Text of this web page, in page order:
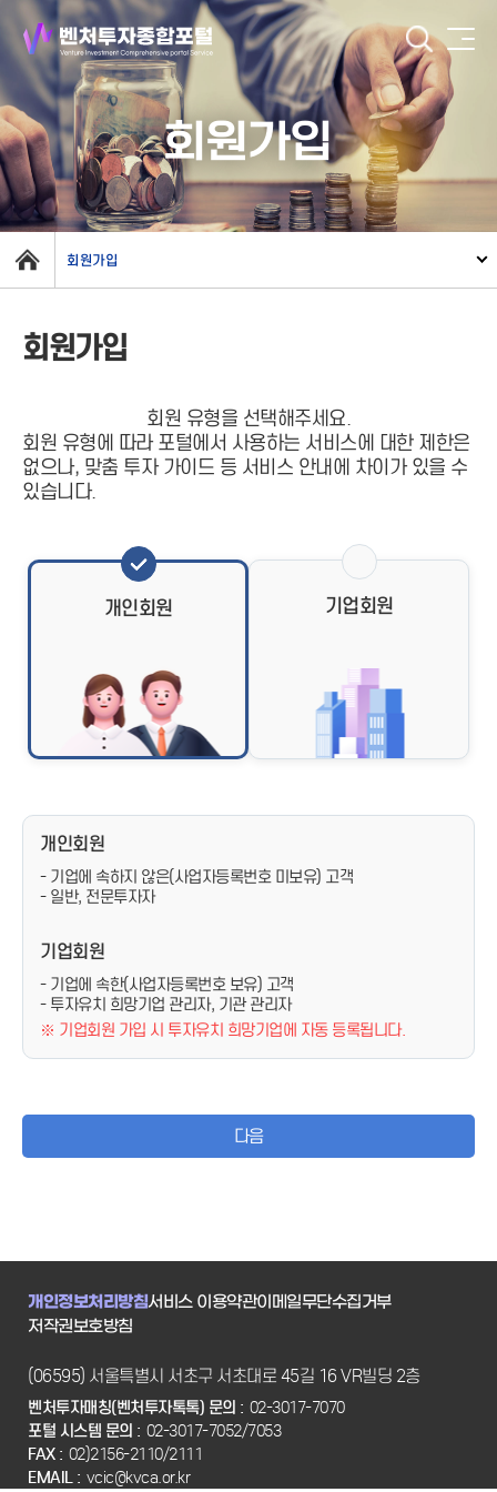
회원가입
회원가입
회원가입
회원 유형을 선택해주세요.
회원 유형에 따라 포털에서 사용하는 서비스에 대한 제한은
없으나, 맞춤 투자 가이드 등 서비스 안내에 차이가 있을 수
있습니다.
개인회원 기업회원
개인회원
- 기업에 속하지 않은(사업자등록번호 미보유) 고객
- 일반, 전문투자자
기업회원
- 기업에 속한(사업자등록번호 보유) 고객
- 투자유치 희망기업 관리자, 기관 관리자
※ 기업회원 가입 시 투자유치 희망기업에 자동 등록됩니다.
다음
개인정보처리방침서비스 이용약관이메일무단수집거부
저작권보호방침
(06595) 서울특별시 서초구 서초대로 45길 16 VR빌딩 2층
벤처투자매칭(벤처투자톡톡) 문의 : 02-3017-7070
포털 시스템 문의 : 02-3017-7052/7053
FAX : 02)2156-2110/2111
EMAIL : vcic@kvca.or.kr